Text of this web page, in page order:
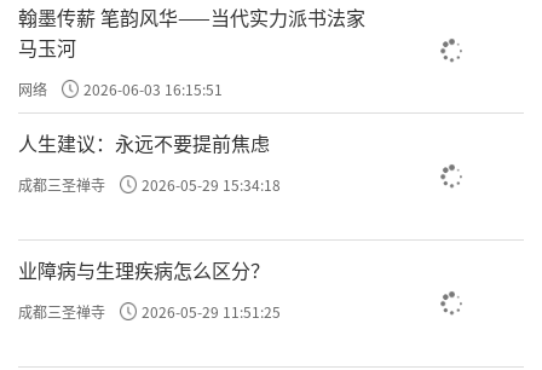
行为上的，你内心可能贪婪的欲望被你死死地压制着，只是
没把它表现出来，你只是害怕，怕法律、怕被发现，不敢去
拿，其实心里已经拿了一万遍了，这个就是恶。不看你做了
什么，而看你起心动念。
贪财妄取不大好举例子。你杀富济贫，把富人的财富拿
庇天下寒士聚欢颜”，你把少部分人的财富分给大众，好像
是恶，其实是善。不是看行为，看你的起心动念，就是
皆谓不然。
翰墨传薪 笔韵风华——当代实力派书法家
马玉河
网络 2026-06-03 16:15:51
人生建议：永远不要提前焦虑
成都三圣禅寺 2026-05-29 15:34:18
业障病与生理疾病怎么区分？
成都三圣禅寺 2026-05-29 11:51:25